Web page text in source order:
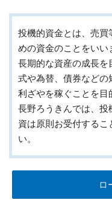
投機的資金とは、売買
めの資金のことをいい
長期的な資産の成長
式や為替、債券などの
利ざやを稼ぐことを目
長野ろうきんでは、投
資は原則お受付するこ
い。
ロ